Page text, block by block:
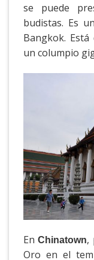
se puede
budistas. Es
Bangkok.
un columpio
EnChinatown,
Oro en el